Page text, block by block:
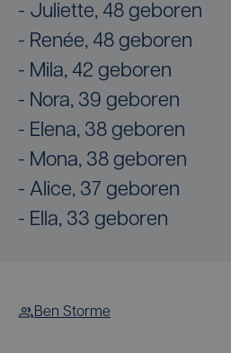
- Juliette, 48 geboren
- Renée, 48 geboren
- Mila, 42 geboren
- Nora, 39 geboren
- Elena, 38 geboren
- Mona, 38 geboren
- Alice, 37 geboren
- Ella, 33 geboren
Ben Storme